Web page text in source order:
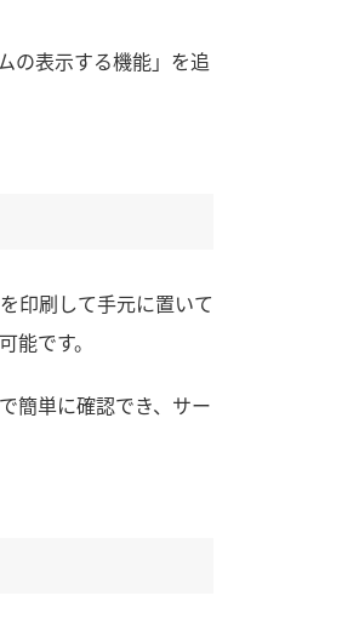
の表示する機能」を追
印刷して手元に置いて
能です。
簡単に確認でき、サー